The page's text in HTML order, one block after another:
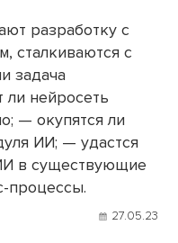
разработку с
сталкиваются с
задача
нейросеть
— окупятся ли
ИИ; — удастся
в существующие
процессы.
27.05.23